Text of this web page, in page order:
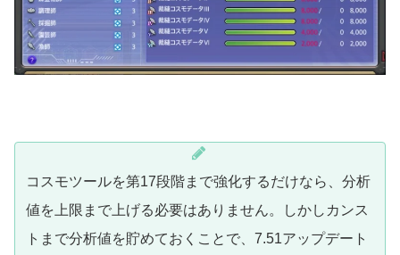
コスモツールを第17段階まで強化するだけなら、分析
値を上限まで上げる必要はありません。しかしカンス
トまで分析値を貯めておくことで、7.51アップデート